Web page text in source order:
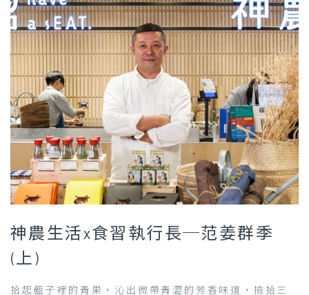
神農生活x食習執行長─范姜群季
(上)
拾起籃子裡的青果，沁出微帶青澀的芳香味道，撿拾三